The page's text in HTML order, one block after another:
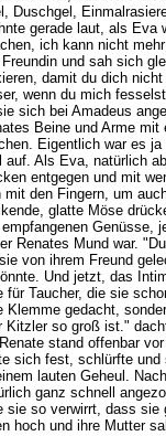
gerade laut, als
ich kann nicht
und sah sich
damit du dich
wenn du mich
sich bei Amadeus
Beine und Arme
Eigentlich war es
Als Eva, natürlich
entgegen und mit
den Fingern, um
glatte Möse
Genüsse,
Renates Mund war.
von ihrem Freund
Und jetzt, das
Taucher, die sie
gedacht,
so groß ist."
stand offenbar
sich fest, schlürfte
lauten Geheul.
ganz schnell
so verwirrt, dass
hoch und ihre Mutter